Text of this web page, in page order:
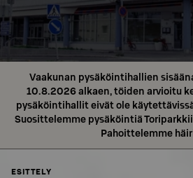
Vaakunan pysäköintihallien
10.8.2026 alkaen, töiden arvioitu
pysäköintihallit eivät ole
Suosittelemme pysäköintiä
Pahoittelemme
ESITTELY